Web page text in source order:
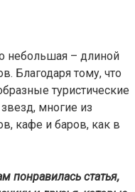
небольшая – длиной
Благодаря тому, что
туристические
многие из
кафе и баров, как в
понравилась статья,